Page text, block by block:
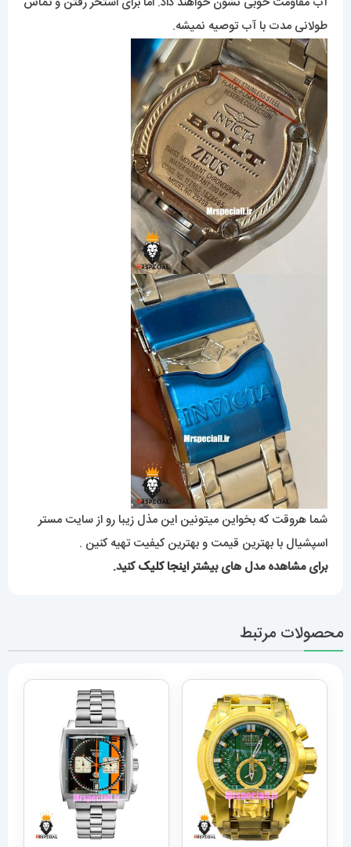
طولانی مدت با آب توصیه نمیشه.
شما هروقت که بخواین میتونین این مذل زیبا رو از سایت مستر
اسپشیال با بهترین قیمت و بهترین کیفیت تهیه کنین .
برای مشاهده مدل های بیشتراینجا کلیککنید.
محصولات مرتبط